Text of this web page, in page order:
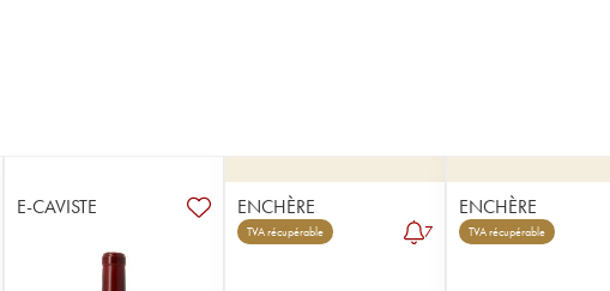
E-CAVISTE ENCHÈRE
TVA récupérable 7
ENCHÈRE
TVA récupérable